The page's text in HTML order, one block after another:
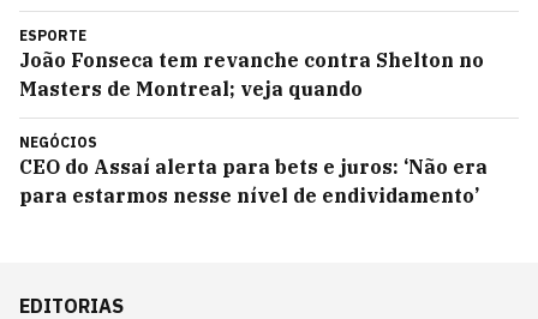
ESPORTE
João Fonseca tem revanche contra Shelton no
Masters de Montreal; veja quando
NEGÓCIOS
CEO do Assaí alerta para bets e juros: ‘Não era
para estarmos nesse nível de endividamento’
EDITORIAS